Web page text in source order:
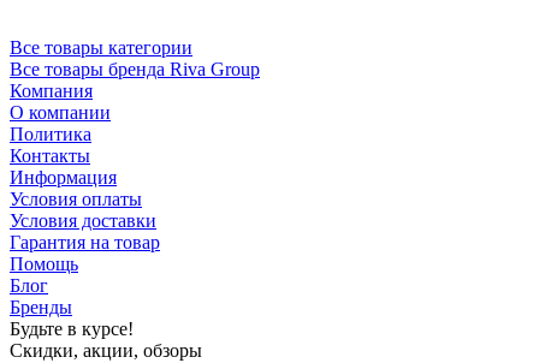
Все товары категории
Все товары бренда Riva Group
Компания
О компании
Политика
Контакты
Информация
Условия оплаты
Условия доставки
Гарантия на товар
Помощь
Блог
Бренды
Будьте в курсе!
Скидки, акции, обзоры